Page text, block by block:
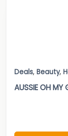
Deals, Beauty,
AUSSIE OH